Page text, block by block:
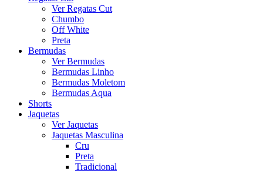
Ver Regatas Cut
Chumbo
Off White
Preta
Bermudas
Ver Bermudas
Bermudas Linho
Bermudas Moletom
Bermudas Aqua
Shorts
Jaquetas
Ver Jaquetas
Jaquetas Masculina
Cru
Preta
Tradicional